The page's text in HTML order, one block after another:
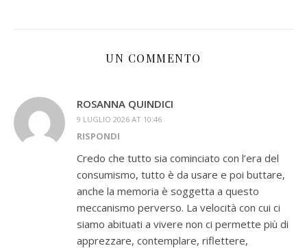
UN COMMENTO
ROSANNA QUINDICI
9 LUGLIO 2026 AT 10:46
RISPONDI
Credo che tutto sia cominciato con l’era del
consumismo, tutto è da usare e poi buttare,
anche la memoria è soggetta a questo
meccanismo perverso. La velocità con cui ci
siamo abituati a vivere non ci permette più di
apprezzare, contemplare, riflettere,